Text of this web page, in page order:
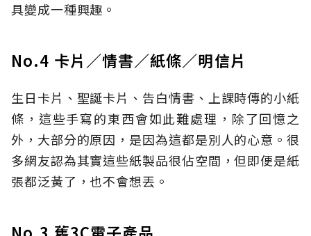
具變成一種興趣。
No.4 卡片／情書／紙條／明信片
生日卡片、聖誕卡片、告白情書、上課時傳的小紙
條，這些手寫的東西會如此難處理，除了回憶之
外，大部分的原因，是因為這都是別人的心意。很
多網友認為其實這些紙製品很佔空間，但即便是紙
張都泛黃了，也不會想丟。